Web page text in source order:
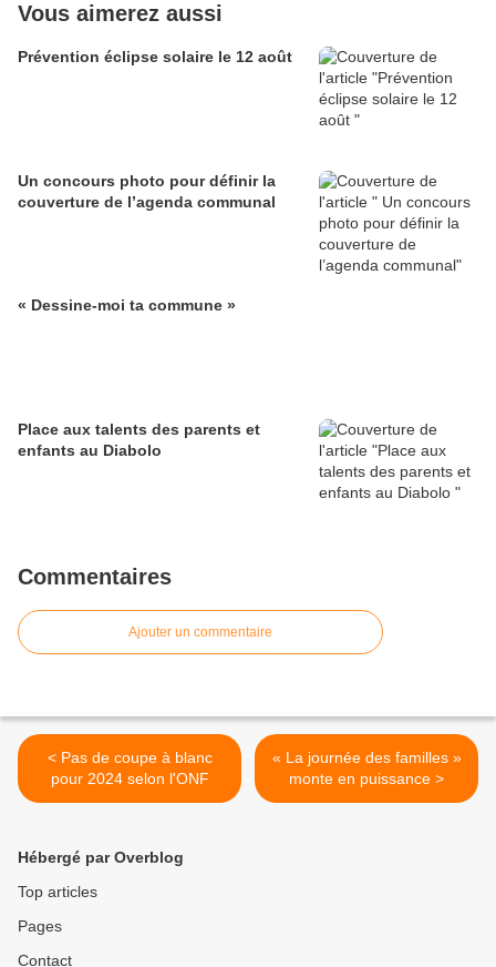
Vous aimerez aussi
Prévention éclipse solaire le 12 août
Un concours photo pour définir la
couverture de l’agenda communal
« Dessine-moi ta commune »
Place aux talents des parents et
enfants au Diabolo
Commentaires
Ajouter un commentaire
< Pas de coupe à blanc
pour 2024 selon l'ONF
« La journée des familles »
monte en puissance >
Hébergé par Overblog
Top articles
Pages
Contact